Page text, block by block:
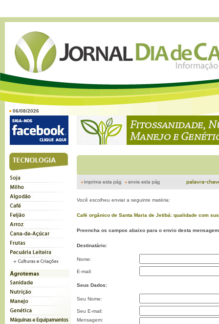
06/08/2026
Você escolheu enviar a seguinte matéria:
Café orgânico de Santa Maria de Jetibá: qualidade com
Preencha os campos abaixo para o envio desta
Destinatário:
Nome:
E-mail:
Seus Dados:
Seu Nome:
Seu E-mail:
Mensagem: